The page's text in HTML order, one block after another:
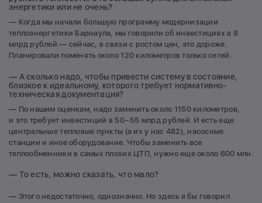
энергетики или не очень?
— Когда мы начали большую программу модернизации
теплоэнергетики Барнаула, мы говорили об инвестициях в 8
млрд рублей — сейчас, в связи с ростом цен, это дороже.
Планировали поменять около 120 километров только сетей.
— А сколько надо, чтобы привести систему в состояние,
близкое к идеальному, которого требует нормативно-
техническая документация?
— По нашим оценкам, надо заменить около 1150 километров,
и это требует инвестиций в 50−55 млрд рублей. И есть еще
центральные тепловые пункты (а их у нас 482), насосные
станции и иное оборудование. Чтобы заменить все
теплообменники в самых плохих ЦТП, нужно еще около 600 млн.
— То есть, можно сказать, что мало?
— Этого недостаточно, однозначно. Но здесь я бы говорил